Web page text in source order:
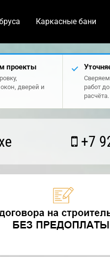
Каркасные бани
проекты
дверей и
работ
расчёта.
+7